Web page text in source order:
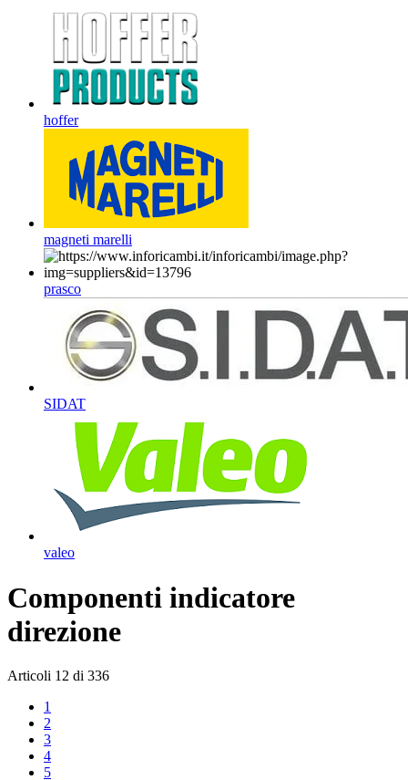
hoffer
magneti marelli
prasco
SIDAT
valeo
Componenti indicatore
direzione
Articoli 12 di 336
1
2
3
4
5